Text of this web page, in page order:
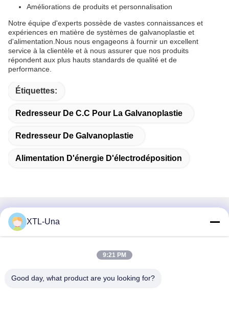
Améliorations de produits et personnalisation
Notre équipe d'experts possède de vastes connaissances et
expériences en matière de systèmes de galvanoplastie et
d'alimentation.Nous nous engageons à fournir un excellent
service à la clientèle et à nous assurer que nos produits
répondent aux plus hauts standards de qualité et de
performance.
Étiquettes:
Redresseur De C.C Pour La Galvanoplastie
Redresseur De Galvanoplastie
Alimentation D'énergie D'électrodéposition
Contactez rapidement
No. 327, route de Xingye, région est d'industrie, Xindu, ville
XTL-Una
9:21 PM
Good day, what product are you looking for?